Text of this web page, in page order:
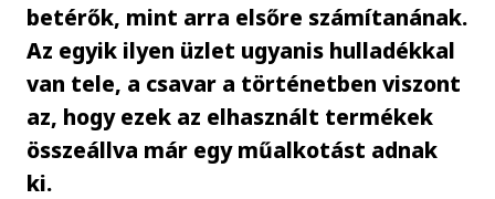
betérők, mint arra elsőre számítanának.
Az egyik ilyen üzlet ugyanis hulladékkal
van tele, a csavar a történetben viszont
az, hogy ezek az elhasznált termékek
összeállva már egy műalkotást adnak
ki.